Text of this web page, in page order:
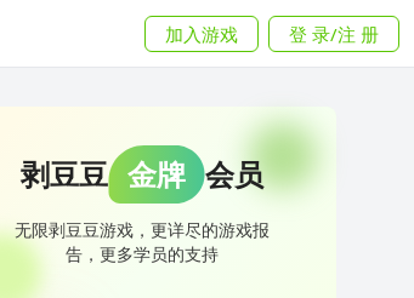
加入游戏 登 录/注 册
剥豆豆 金牌 会员
无限剥豆豆游戏，更详尽的游戏报
告，更多学员的支持